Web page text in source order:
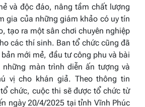
và độc đáo, nâng tầm chất lượng
gia của những giám khảo có uy tín
tạo ra một sân chơi chuyên nghiệp
các thí sinh. Ban tổ chức cũng đã
mới mẻ, đầu tư công phu và bài
những màn trình diễn ấn tượng và
vị cho khán giả. Theo thông tin
chức, cuộc thi sẽ được tổ chức từ
ngày 20/4/2025 tại tỉnh Vĩnh Phúc